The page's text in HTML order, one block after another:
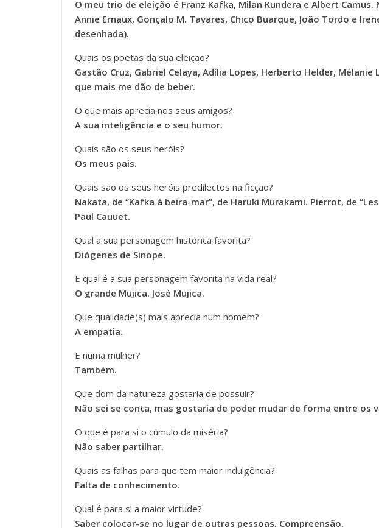
O meu trio de eleição é Franz Kafka, Milan Kundera e Albert
Annie Ernaux, Gonçalo M. Tavares, Chico Buarque, João Tordo e
desenhada).
Quais os poetas da sua eleição?
Gastão Cruz, Gabriel Celaya, Adília Lopes, Herberto Helder,
que mais me dão de beber.
O que mais aprecia nos seus amigos?
A sua inteligência e o seu humor.
Quais são os seus heróis?
Os meus pais.
Quais são os seus heróis predilectos na ficção?
Nakata, de “Kafka à beira-mar”, de Haruki Murakami. Pierrot, de
Paul Cauuet.
Qual a sua personagem histórica favorita?
Diógenes de Sinope.
E qual é a sua personagem favorita na vida real?
O grande Mujica. José Mujica.
Que qualidade(s) mais aprecia num homem?
A empatia.
E numa mulher?
Também.
Que dom da natureza gostaria de possuir?
Não sei se conta, mas gostaria de poder mudar de forma entre os
O que é para si o cúmulo da miséria?
Não saber partilhar.
Quais as falhas para que tem maior indulgência?
Falta de conhecimento.
Qual é para si a maior virtude?
Saber colocar-se no lugar de outras pessoas. Compreensão.